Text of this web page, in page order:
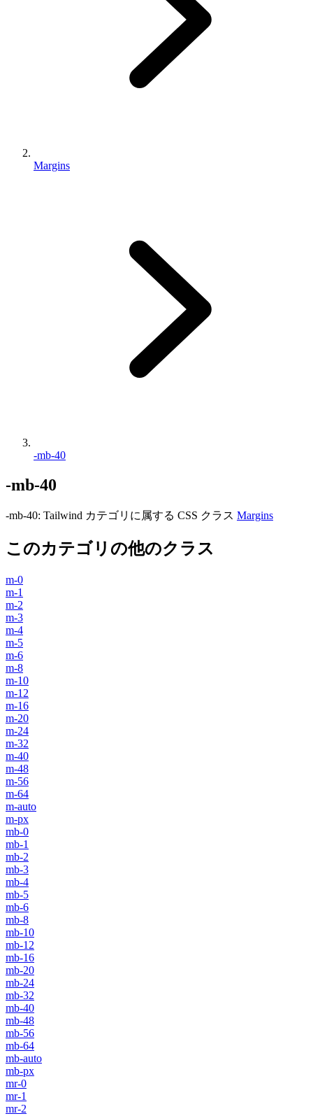
Margins
-mb-40
-mb-40
-mb-40: Tailwind カテゴリに属する​​ CSS クラス Margins
このカテゴリの他のクラス
m-0
m-1
m-2
m-3
m-4
m-5
m-6
m-8
m-10
m-12
m-16
m-20
m-24
m-32
m-40
m-48
m-56
m-64
m-auto
m-px
mb-0
mb-1
mb-2
mb-3
mb-4
mb-5
mb-6
mb-8
mb-10
mb-12
mb-16
mb-20
mb-24
mb-32
mb-40
mb-48
mb-56
mb-64
mb-auto
mb-px
mr-0
mr-1
mr-2